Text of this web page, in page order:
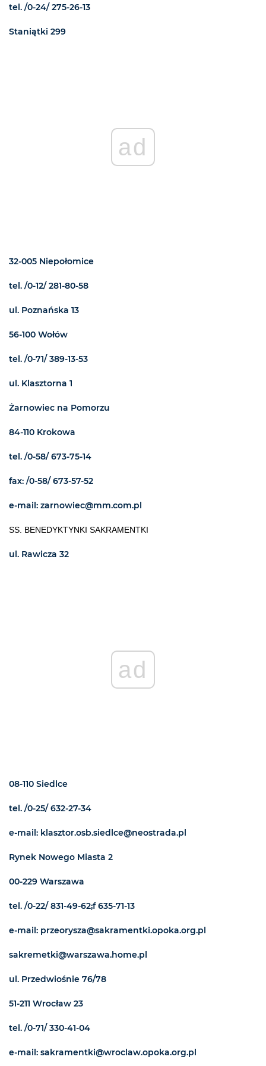
tel. /0-24/ 275-26-13
Staniątki 299
ad
32-005 Niepołomice
tel. /0-12/ 281-80-58
ul. Poznańska 13
56-100 Wołów
tel. /0-71/ 389-13-53
ul. Klasztorna 1
Żarnowiec na Pomorzu
84-110 Krokowa
tel. /0-58/ 673-75-14
fax: /0-58/ 673-57-52
e-mail: zarnowiec@mm.com.pl
SS. BENEDYKTYNKI SAKRAMENTKI
ul. Rawicza 32
ad
08-110 Siedlce
tel. /0-25/ 632-27-34
e-mail: klasztor.osb.siedlce@neostrada.pl
Rynek Nowego Miasta 2
00-229 Warszawa
tel. /0-22/ 831-49-62;f 635-71-13
e-mail: przeorysza@sakramentki.opoka.org.pl
sakremetki@warszawa.home.pl
ul. Przedwiośnie 76/78
51-211 Wrocław 23
tel. /0-71/ 330-41-04
e-mail: sakramentki@wroclaw.opoka.org.pl